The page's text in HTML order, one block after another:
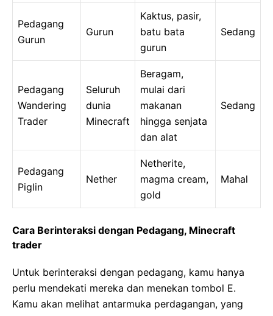
Pedagang
Gurun
Gurun
Kaktus, pasir,
batu bata
gurun
Sedang
Pedagang
Wandering
Trader
Seluruh
dunia
Minecraft
Beragam,
mulai dari
makanan
hingga senjata
dan alat
Sedang
Pedagang
Piglin
Nether
Netherite,
magma cream,
gold
Mahal
Cara Berinteraksi dengan Pedagang, Minecraft
trader
Untuk berinteraksi dengan pedagang, kamu hanya
perlu mendekati mereka dan menekan tombol E.
Kamu akan melihat antarmuka perdagangan, yang